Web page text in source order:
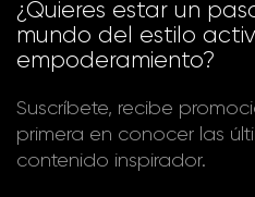
¿Quieres estar un
mundo del estilo
empoderamiento?
Suscríbete, recibe
primera en conocer las
contenido inspirador.